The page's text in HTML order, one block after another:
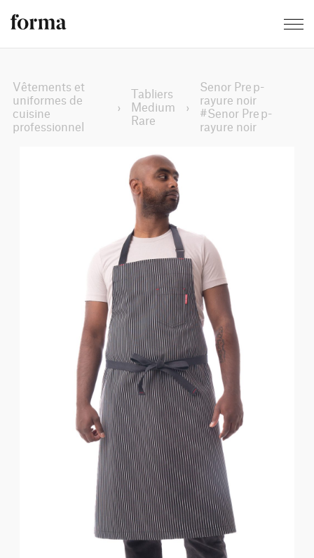
Vêtements et
uniformes de
cuisine
professionnel
›
Tabliers
Medium
Rare
›
Senor Prep-
rayure noir
#Senor Prep-
rayure noir